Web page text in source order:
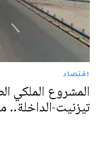
اقتصاد
المشروع الملكي
تيزنيت-الداخلة..